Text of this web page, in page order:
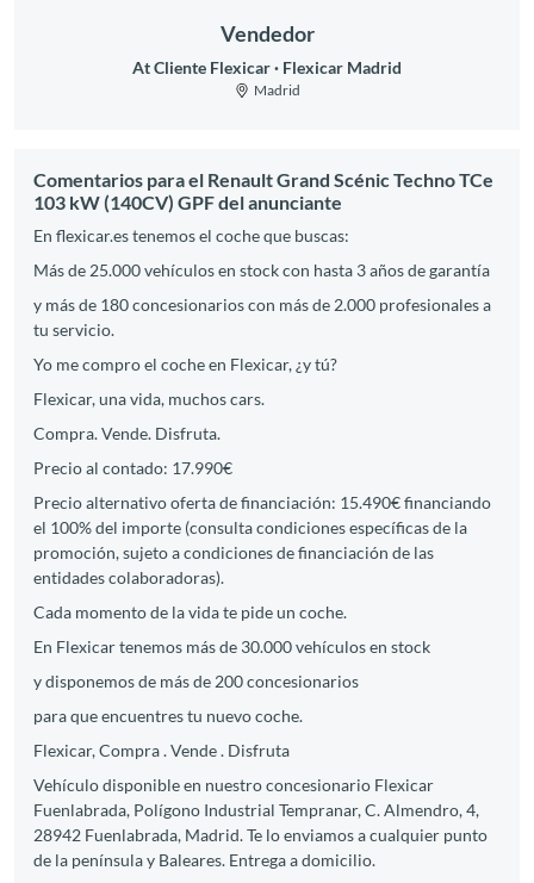
Vendedor
At Cliente Flexicar Flexicar Madrid
Madrid
Comentarios para el Renault Grand Scénic Techno TCe
103 kW (140CV) GPF del anunciante
En flexicar.es tenemos el coche que buscas:
Más de 25.000 vehículos en stock con hasta 3 años de garantía
y más de 180 concesionarios con más de 2.000 profesionales a
tu servicio.
Yo me compro el coche en Flexicar, ¿y tú?
Flexicar, una vida, muchos cars.
Compra. Vende. Disfruta.
Precio al contado: 17.990€
Precio alternativo oferta de financiación: 15.490€ financiando
el 100% del importe (consulta condiciones específicas de la
promoción, sujeto a condiciones de financiación de las
entidades colaboradoras).
Cada momento de la vida te pide un coche.
En Flexicar tenemos más de 30.000 vehículos en stock
y disponemos de más de 200 concesionarios
para que encuentres tu nuevo coche.
Flexicar, Compra . Vende . Disfruta
Vehículo disponible en nuestro concesionario Flexicar
Fuenlabrada, Polígono Industrial Tempranar, C. Almendro, 4,
28942 Fuenlabrada, Madrid. Te lo enviamos a cualquier punto
de la península y Baleares. Entrega a domicilio.